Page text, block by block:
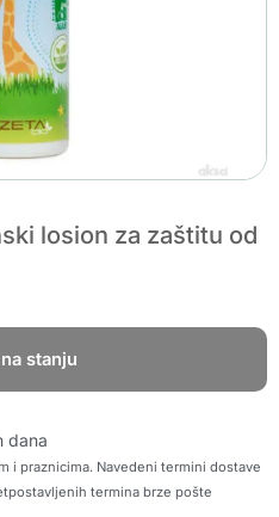
losion za zaštitu od
stanju
dana
i praznicima. Navedeni termini dostave
termina brze pošte